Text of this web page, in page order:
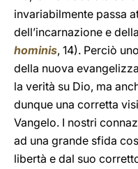
invariabilmente passa
dell’incarnazione e
hominis, 14). Perciò
della nuova
la verità su Dio, ma
dunque una corretta
Vangelo. I nostri
ad una grande sfida
libertà e dal suo